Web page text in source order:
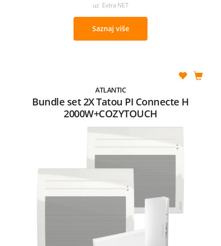
uz Extra NET
Saznaj više
ATLANTIC
Bundle set 2X Tatou PI Connecte H
2000W+COZYTOUCH